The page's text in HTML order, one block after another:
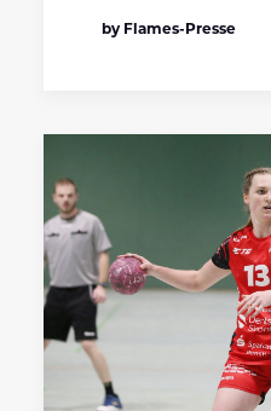
by Flames-Presse